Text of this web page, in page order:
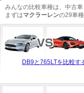
みんなの比較車種は、中古
まずはマクラーレンの29車
DB9と765LTを比較す